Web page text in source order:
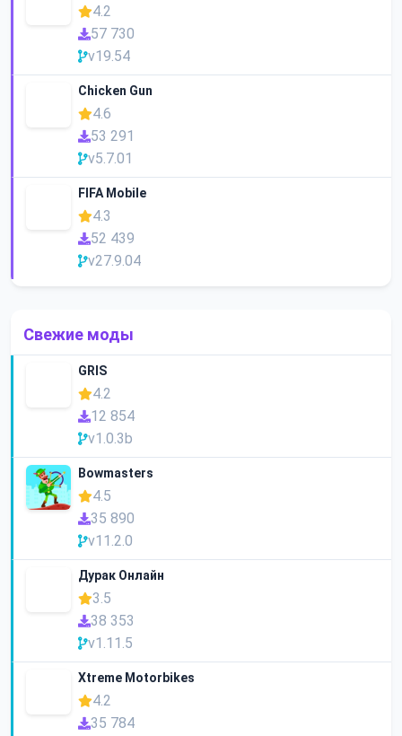
4.2
57 730
v19.54
Chicken Gun
4.6
53 291
v5.7.01
FIFA Mobile
4.3
52 439
v27.9.04
Свежие моды
GRIS
4.2
12 854
v1.0.3b
Bowmasters
4.5
35 890
v11.2.0
Дурак Онлайн
3.5
38 353
v1.11.5
Xtreme Motorbikes
4.2
35 784